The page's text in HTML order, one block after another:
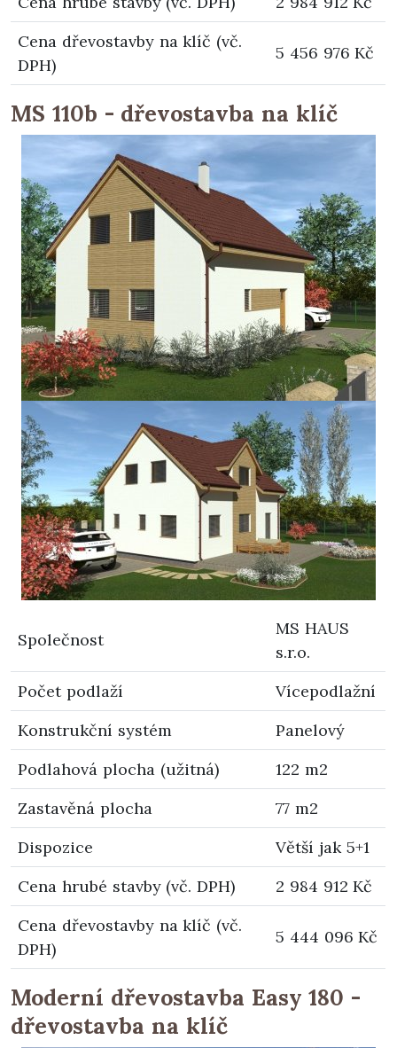
Cena dřevostavby na klíč (vč.
DPH)
5 456 976 Kč
MS 110b - dřevostavba na klíč
Společnost
MS HAUS
s.r.o.
Počet podlaží
Vícepodlažní
Konstrukční systém
Panelový
Podlahová plocha (užitná)
122 m2
Zastavěná plocha
77 m2
Dispozice
Větší jak 5+1
Cena hrubé stavby (vč. DPH)
2 984 912 Kč
Cena dřevostavby na klíč (vč.
DPH)
5 444 096 Kč
Moderní dřevostavba Easy 180 -
dřevostavba na klíč